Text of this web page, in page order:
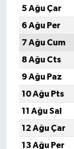
5 Ağu Çar
6 Ağu Per
7 Ağu Cum
8 Ağu Cts
9 Ağu Paz
10 Ağu Pts
11 Ağu Sal
12 Ağu Çar
13 Ağu Per